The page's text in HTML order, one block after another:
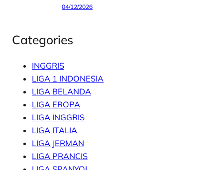
04/12/2026
Categories
INGGRIS
LIGA 1 INDONESIA
LIGA BELANDA
LIGA EROPA
LIGA INGGRIS
LIGA ITALIA
LIGA JERMAN
LIGA PRANCIS